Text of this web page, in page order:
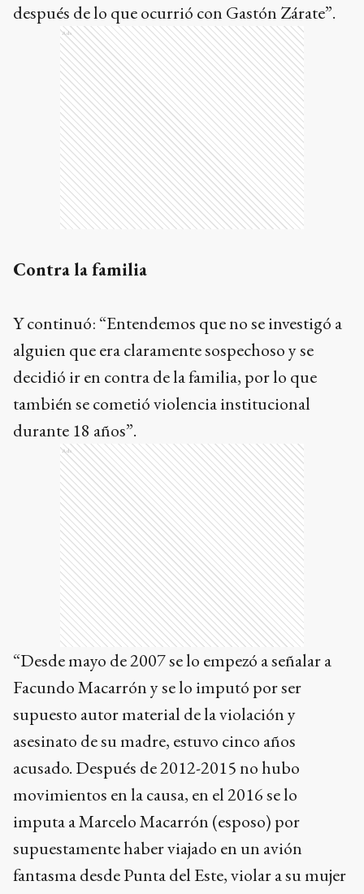
después de lo que ocurrió con Gastón Zárate”.
Ads
Contra la familia
Y continuó: “Entendemos que no se investigó a
alguien que era claramente sospechoso y se
decidió ir en contra de la familia, por lo que
también se cometió violencia institucional
durante 18 años”.
Ads
“Desde mayo de 2007 se lo empezó a señalar a
Facundo Macarrón y se lo imputó por ser
supuesto autor material de la violación y
asesinato de su madre, estuvo cinco años
acusado. Después de 2012-2015 no hubo
movimientos en la causa, en el 2016 se lo
imputa a Marcelo Macarrón (esposo) por
supuestamente haber viajado en un avión
fantasma desde Punta del Este, violar a su mujer